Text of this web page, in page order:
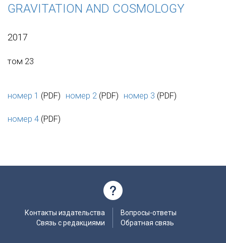
GRAVITATION AND COSMOLOGY
2017
том 23
номер 1 (PDF) номер 2 (PDF) номер 3 (PDF)
номер 4 (PDF)
Контакты издательства
Связь с редакциями
Вопросы-ответы
Обратная связь